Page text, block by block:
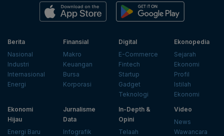
Berita
Nasional
Industri
Internasional
Energi
Finansial
Makro
Keuangan
Bursa
Korporasi
Digital
E-Commerce
Fintech
Startup
Gadget
Teknologi
Ekonopedia
Sejarah
Ekonomi
Profil
Istilah
Ekonomi
Ekonomi
Hijau
Energi Baru
Jurnalisme
Data
Infografik
In-Depth &
Opini
Telaah
Video
News
Wawancara